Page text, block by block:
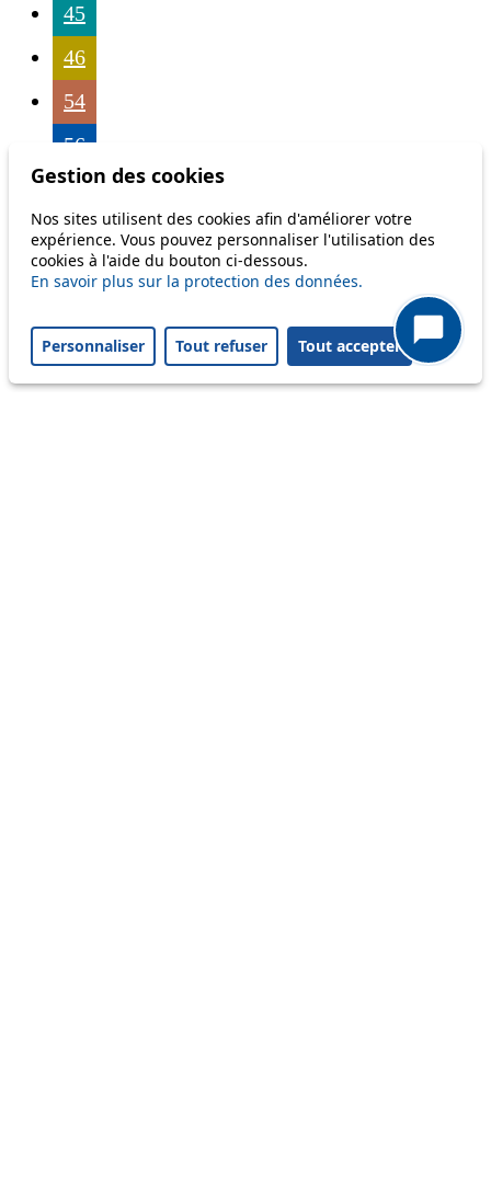
45
46
54
56
58
64
Gestion des cookies
Nos sites utilisent des cookies afin d'améliorer votre
expérience. Vous pouvez personnaliser l'utilisation des
cookies à l'aide du bouton ci-dessous.
En savoir plus sur la protection des données.
Personnaliser Tout refuser Tout accepter